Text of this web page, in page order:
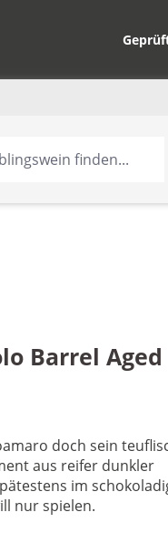
Barrel Aged
doch sein
aus reifer dunkler
im
nur spielen.